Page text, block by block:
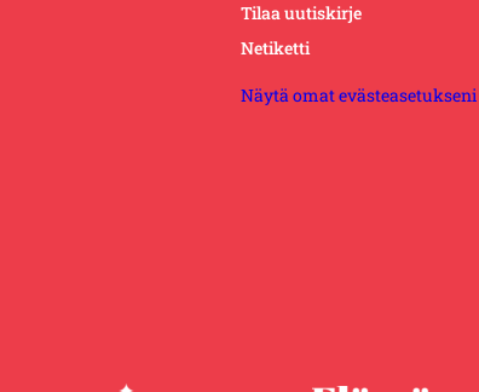
Tilaa uutiskirje
Netiketti
Näytä omat evästeasetukseni